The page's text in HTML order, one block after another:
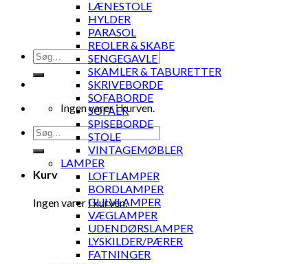
Søg
efter:
Ingen varer i kurven.
Søg
efter:
Kurv
Ingen varer i kurven.
LÆNESTOLE
HYLDER
PARASOL
REOLER & SKABE
SENGEGAVLE
SKAMLER & TABURETTER
SKRIVEBORDE
SOFABORDE
SOFAER
SPISEBORDE
STOLE
VINTAGEMØBLER
LAMPER
LOFTLAMPER
BORDLAMPER
GULVLAMPER
VÆGLAMPER
UDENDØRSLAMPER
LYSKILDER/PÆRER
FATNINGER